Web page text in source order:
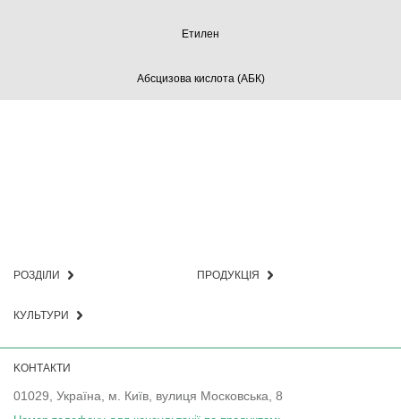
Етилен
Абсцизова кислота (АБК)
РОЗДІЛИ ПРОДУКЦІЯ
КУЛЬТУРИ
KОНТАКТИ
01029, Україна, м. Київ, вулиця Московська, 8